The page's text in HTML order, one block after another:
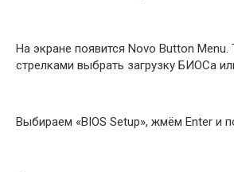
На экране появится Novo Button
стрелками выбрать загрузку БИОСа
Выбираем «BIOS Setup», жмём Enter и